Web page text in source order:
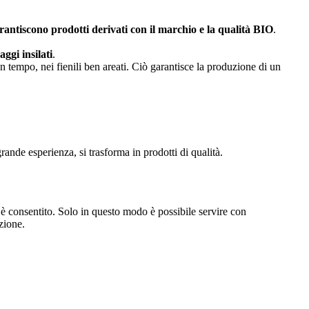
prodotti derivati con il marchio e la qualità BIO.
insilati.
tempo, nei fienili ben areati. Ciò garantisce la produzione di un
esperienza, si trasforma in prodotti di qualità.
consentito. Solo in questo modo è possibile servire con